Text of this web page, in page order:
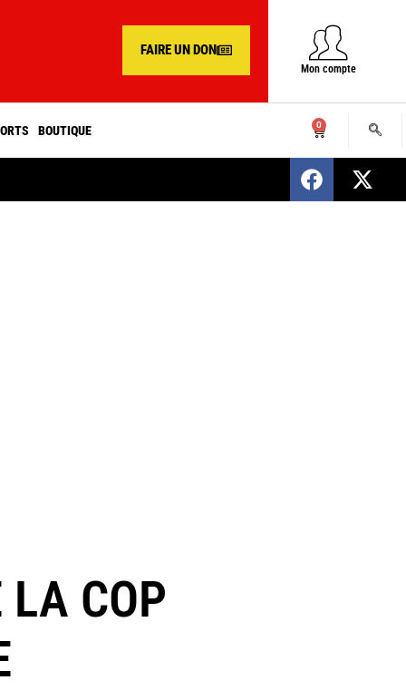
FAIRE UN DON
Mon compte
BOUTIQUE 0
SENEGAL : Nomination d’un nouveau
LA COP